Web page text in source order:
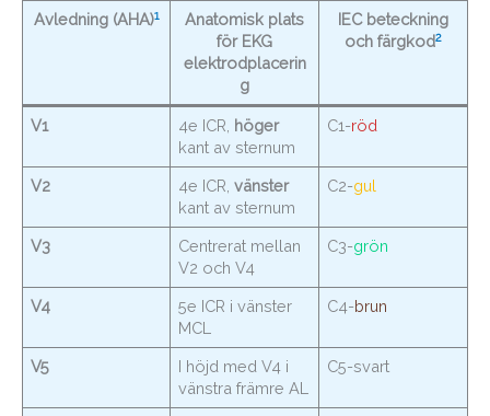
Avledning (AHA)1
Anatomisk plats
för EKG
elektrodplacerin
g
IEC beteckning
och färgkod2
V1 4e ICR, höger
kant av sternum
C1-röd
V2 4e ICR,vänster
kant av sternum
C2-gul
V3
Centrerat mellan
V2 och V4
C3-grön
V4
5e ICR i vänster
MCL
C4-brun
V5
I höjd med V4 i
vänstra främre AL
C5-svart